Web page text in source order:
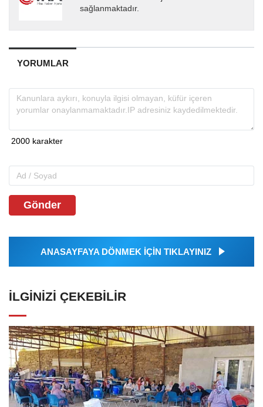
sağlanmaktadır.
YORUMLAR
Gönder
ANASAYFAYA DÖNMEK İÇİN TIKLAYINIZ
İLGINIZI ÇEKEBILIR